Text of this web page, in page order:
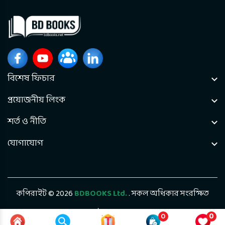
0 0
বিশেষ ফিচার
প্রয়োজনীয় লিংক
শর্ত ও নীতি
যোগাযোগ
কপিরাইট © 2026BDBOOKS Ltd.. সকল অধিকার সংরক্ষিত
ডেভেলপড বাইBintel Future Tech